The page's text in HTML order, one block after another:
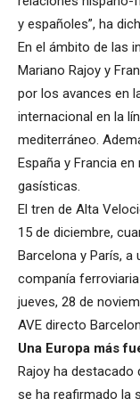
y españoles”, ha
En el ámbito de las
Mariano Rajoy y
por los avances en
internacional en la
mediterráneo.
España y Francia
gasísticas.
El tren de Alta
15 de diciembre,
Barcelona y París, a
companía
jueves, 28 de
AVE directo
Una Europa más
Rajoy ha destacado
se ha reafirmado la